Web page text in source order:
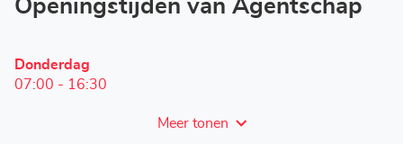
Openingstijden van Agentschap
Openingstijden
vandaag
Donderdag
07:00 - 16:30
Meer tonen
en